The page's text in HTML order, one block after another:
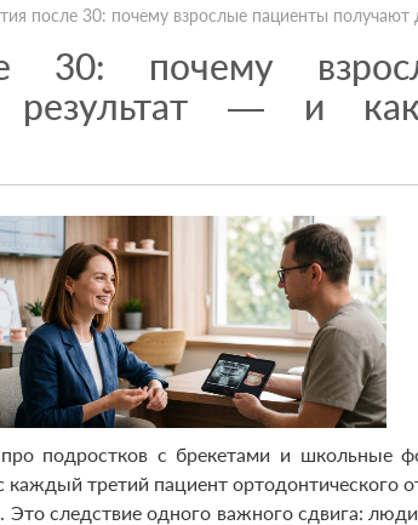
после 30: почему взрослые пациенты получают
30: почему
результат — и
подростков с брекетами и школьные
каждый третий пациент ортодонтического
Это следствие одного важного сдвига: